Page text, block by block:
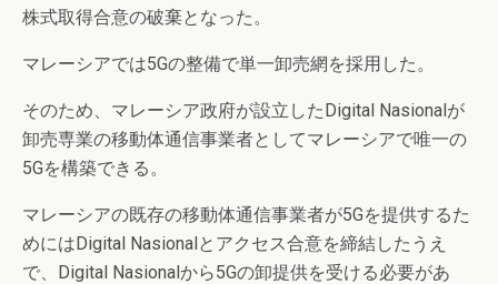
株式取得合意の破棄となった。
マレーシアでは5Gの整備で単一卸売網を採用した。
そのため、マレーシア政府が設立したDigital Nasionalが
卸売専業の移動体通信事業者としてマレーシアで唯一の
5Gを構築できる。
マレーシアの既存の移動体通信事業者が5Gを提供するた
めにはDigital Nasionalとアクセス合意を締結したうえ
で、Digital Nasionalから5Gの卸提供を受ける必要があ